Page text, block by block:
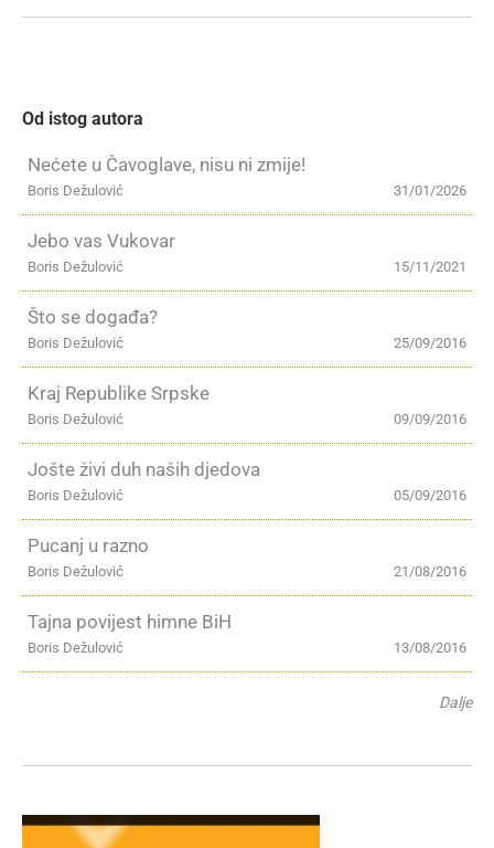
Od istog autora
Nećete u Čavoglave, nisu ni zmije!
31/01/2026
Boris Dežulović
Jebo vas Vukovar
15/11/2021
Boris Dežulović
Što se događa?
25/09/2016
Boris Dežulović
Kraj Republike Srpske
09/09/2016
Boris Dežulović
Jošte živi duh naših djedova
05/09/2016
Boris Dežulović
Pucanj u razno
21/08/2016
Boris Dežulović
Tajna povijest himne BiH
13/08/2016
Boris Dežulović
Dalje